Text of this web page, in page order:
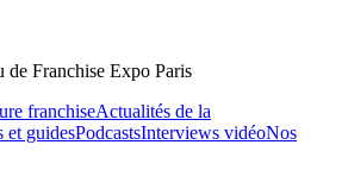
de Franchise Expo Paris
franchiseActualités de la
et guidesPodcastsInterviews vidéoNos